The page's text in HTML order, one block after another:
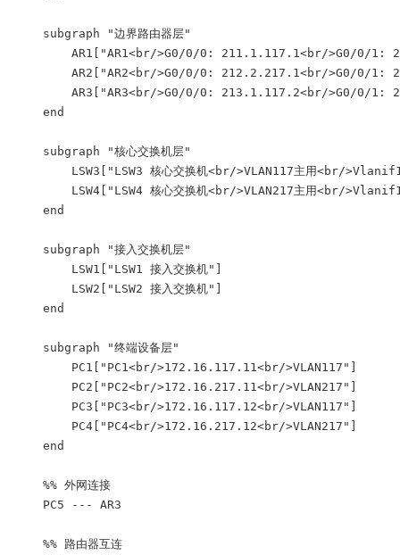
    subgraph "边界路由器层"
AR1["AR1<br/>G0/0/0: 211.1.117.1<br/>G0/0/1:
AR2["AR2<br/>G0/0/0: 212.2.217.1<br/>G0/0/1:
AR3["AR3<br/>G0/0/0: 213.1.117.2<br/>G0/0/1:
    end
    subgraph "核心交换机层"
LSW3["LSW3 核心交换机<br/>VLAN117主用<br/
LSW4["LSW4 核心交换机<br/>VLAN217主用<br/
    end
    subgraph "接入交换机层"
        LSW1["LSW1 接入交换机"]
        LSW2["LSW2 接入交换机"]
    end
    subgraph "终端设备层"
        PC1["PC1<br/>172.16.117.11<br/>VLAN117"]
        PC2["PC2<br/>172.16.217.11<br/>VLAN217"]
        PC3["PC3<br/>172.16.117.12<br/>VLAN117"]
        PC4["PC4<br/>172.16.217.12<br/>VLAN217"]
    end
    %% 外网连接
    PC5 --- AR3
    %% 路由器互连